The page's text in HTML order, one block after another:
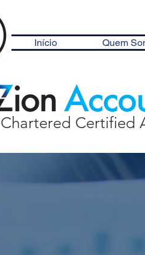
Início Quem
Chartered Certified